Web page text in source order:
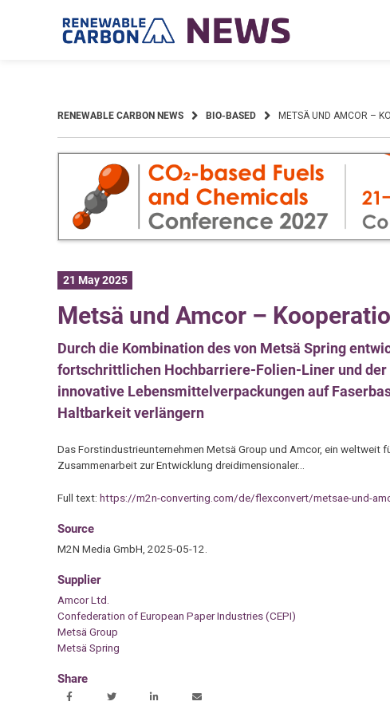
RENEWABLE CARBON NEWS BIO-BASED METSÄ UND AMCOR –
21 May 2025
Metsä und Amcor –
Durch die Kombination des von Metsä Spring
fortschrittlichen Hochbarriere-Folien-Liner und
innovative Lebensmittelverpackungen auf
Haltbarkeit verlängern
Das Forstindustrieunternehmen Metsä Group und Amcor, ein weltweit
Zusammenarbeit zur Entwicklung dreidimensionaler…
Full text: https://m2n-converting.com/de/flexconvert/metsae-und-
Source
M2N Media GmbH, 2025-05-12.
Supplier
Amcor Ltd.
Confederation of European Paper Industries (CEPI)
Metsä Group
Metsä Spring
Share